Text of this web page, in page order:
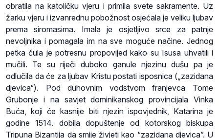
obratila na katoličku vjeru i primila svete sakramente. Uz
žarku vjeru i izvanrednu pobožnost osjećala je veliku ljubav
prema siromasima. Imala je osjetljivo srce za patnje
nevoljnika i pomagala im na sve moguće načine. Jednog
petka čula je potresnu propovijed kako su Isusa uhvatili i
mučili. Te su riječi duboko ganule njezinu dušu pa je
odlučila da će za ljubav Kristu postati isposnica („zazidana
djevica“). Pod duhovnim vodstvom franjevca Tome
Grubonje i na savjet dominikanskog provincijala Vinka
Buća, koji će kasnije biti njezin ispovjednik, Katarina je
godine 1514. dobila dopuštenje od kotorskog biskupa
Tripuna Bizantija da smije živjeti kao “zazidana djevica”. U